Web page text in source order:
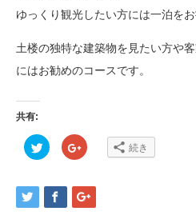
ゆっくり観光したい方には一泊をお
土楼の独特な建築物を見たい方や
にはお勧めのコースです。
共有:
ク
リ
て
Twitter
で
ク
リ
て
Google+
で
続き